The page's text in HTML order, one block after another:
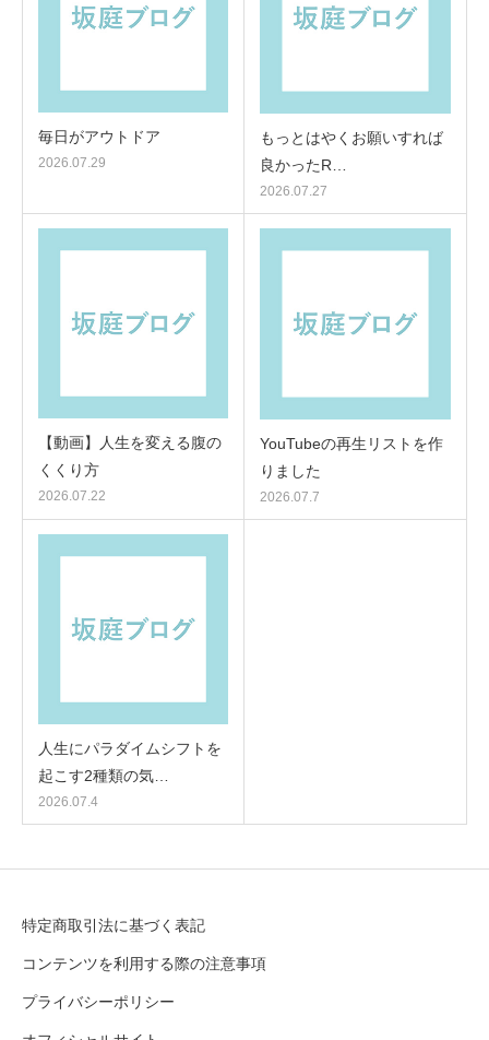
毎日がアウトドア
2026.07.29
もっとはやくお願いすれば
良かったR…
2026.07.27
【動画】人生を変える腹の
くくり方
2026.07.22
YouTubeの再生リストを作
りました
2026.07.7
人生にパラダイムシフトを
起こす2種類の気…
2026.07.4
特定商取引法に基づく表記
コンテンツを利用する際の注意事項
プライバシーポリシー